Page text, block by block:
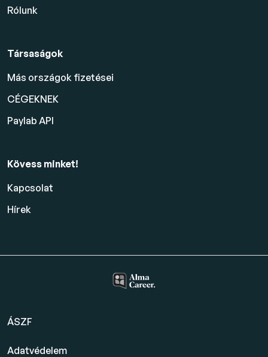
Rólunk
Társaságok
Más országok fizetései
CÉGEKNEK
Paylab API
Kövess minket!
Kapcsolat
Hírek
ÁSZF
Adatvédelem